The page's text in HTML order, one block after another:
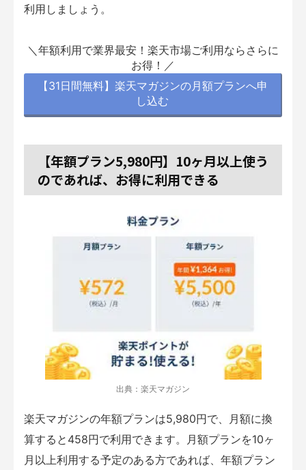
利用しましょう。
＼年額利用で業界最安！楽天市場ご利用ならさらに
お得！／
【31日間無料】楽天マガジンの月額プランへ申
し込む
【年額プラン5,980円】10ヶ月以上使う
のであれば、お得に利用できる
出典：楽天マガジン
楽天マガジンの年額プランは5,980円で、月額に換
算すると458円で利用できます。月額プランを10ヶ
月以上利用する予定のある方であれば、年額プラン